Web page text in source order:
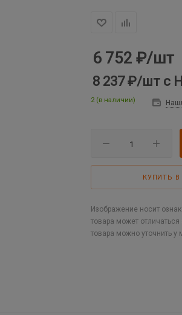
6 752 ₽/шт
8 237 ₽/шт с
2 (в наличии)
КУПИТЬ В
Изображение носит
товара может
товара можно уточнить